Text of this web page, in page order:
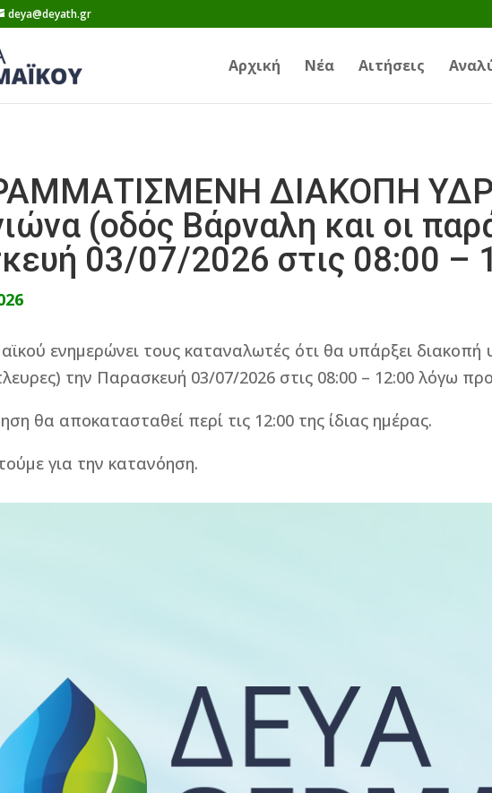
deya@deyath.gr
Αρχική Νέα Αιτήσεις
ΔΙΑΚΟΠΗ
(οδός Βάρναλη και οι
03/07/2026 στις 08:00 –
ενημερώνει τους καταναλωτές ότι θα υπάρξει
την Παρασκευή 03/07/2026 στις 08:00 – 12:00 λόγω
θα αποκατασταθεί περί τις 12:00 της ίδιας ημέρας.
για την κατανόηση.